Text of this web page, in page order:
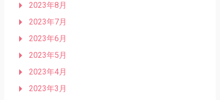
2023年8月
2023年7月
2023年6月
2023年5月
2023年4月
2023年3月